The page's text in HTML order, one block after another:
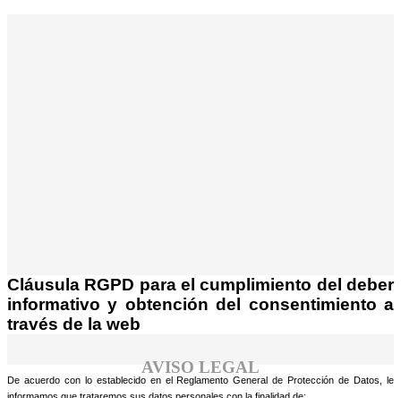
Cláusula RGPD para el cumplimiento del deber
informativo y obtención del consentimiento a
AVISO LEGAL